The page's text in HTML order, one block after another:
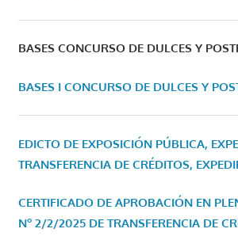
BASES CONCURSO DE DULCES Y
BASES I CONCURSO DE DULCES Y
EDICTO DE EXPOSICIÓN PÚBLICA,
TRANSFERENCIA DE CRÉDITOS,
CERTIFICADO DE APROBACIÓN EN
Nº 2/2/2025 DE TRANSFERENCIA DE